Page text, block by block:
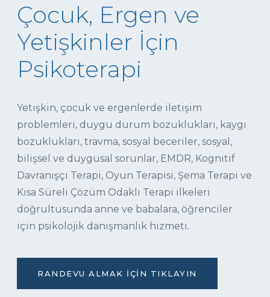
Çocuk, Ergen ve
Yetişkinler İçin
Psikoterapi
Yetişkin, çocuk ve ergenlerde iletişim
problemleri, duygu durum bozuklukları, kaygı
bozuklukları, travma, sosyal beceriler, sosyal,
bilişsel ve duygusal sorunlar, EMDR, Kognitif
Davranışçı Terapi, Oyun Terapisi, Şema Terapi ve
Kısa Süreli Çözüm Odaklı Terapi ilkeleri
doğrultusunda anne ve babalara, öğrenciler
için psikolojik danışmanlık hizmeti.
RANDEVU ALMAK İÇIN TIKLAYIN